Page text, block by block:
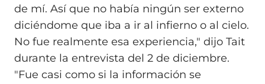
de mí. Así que no había ningún ser externo
diciéndome que iba a ir al infierno o al cielo.
No fue realmente esa experiencia," dijo Tait
durante la entrevista del 2 de diciembre.
"Fue casi como si la información se